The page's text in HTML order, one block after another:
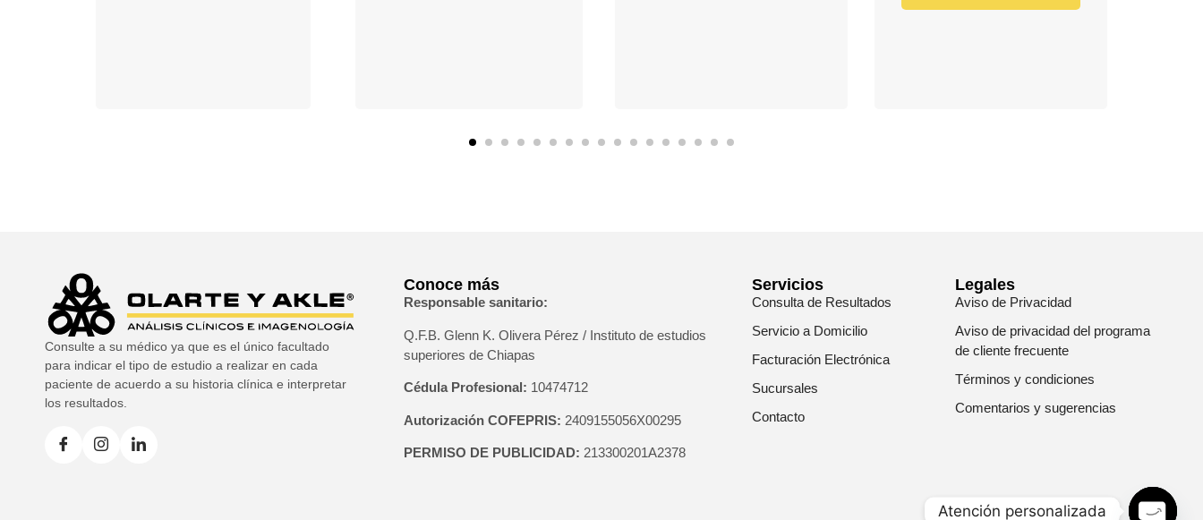
Consulte a su médico ya que es el único facultado
para indicar el tipo de estudio a realizar en cada
paciente de acuerdo a su historia clínica e interpretar
los resultados.
Conoce más
Responsable sanitario:
Q.F.B. Glenn K. Olivera Pérez / Instituto de estudios
superiores de Chiapas
Cédula Profesional: 10474712
Autorización COFEPRIS: 2409155056X00295
PERMISO DE PUBLICIDAD: 213300201A2378
Servicios
Consulta de Resultados
Servicio a Domicilio
Facturación Electrónica
Sucursales
Contacto
Legales
Aviso de Privacidad
Aviso de privacidad del programa
de cliente frecuente
Términos y condiciones
Comentarios y sugerencias
Atención personalizada